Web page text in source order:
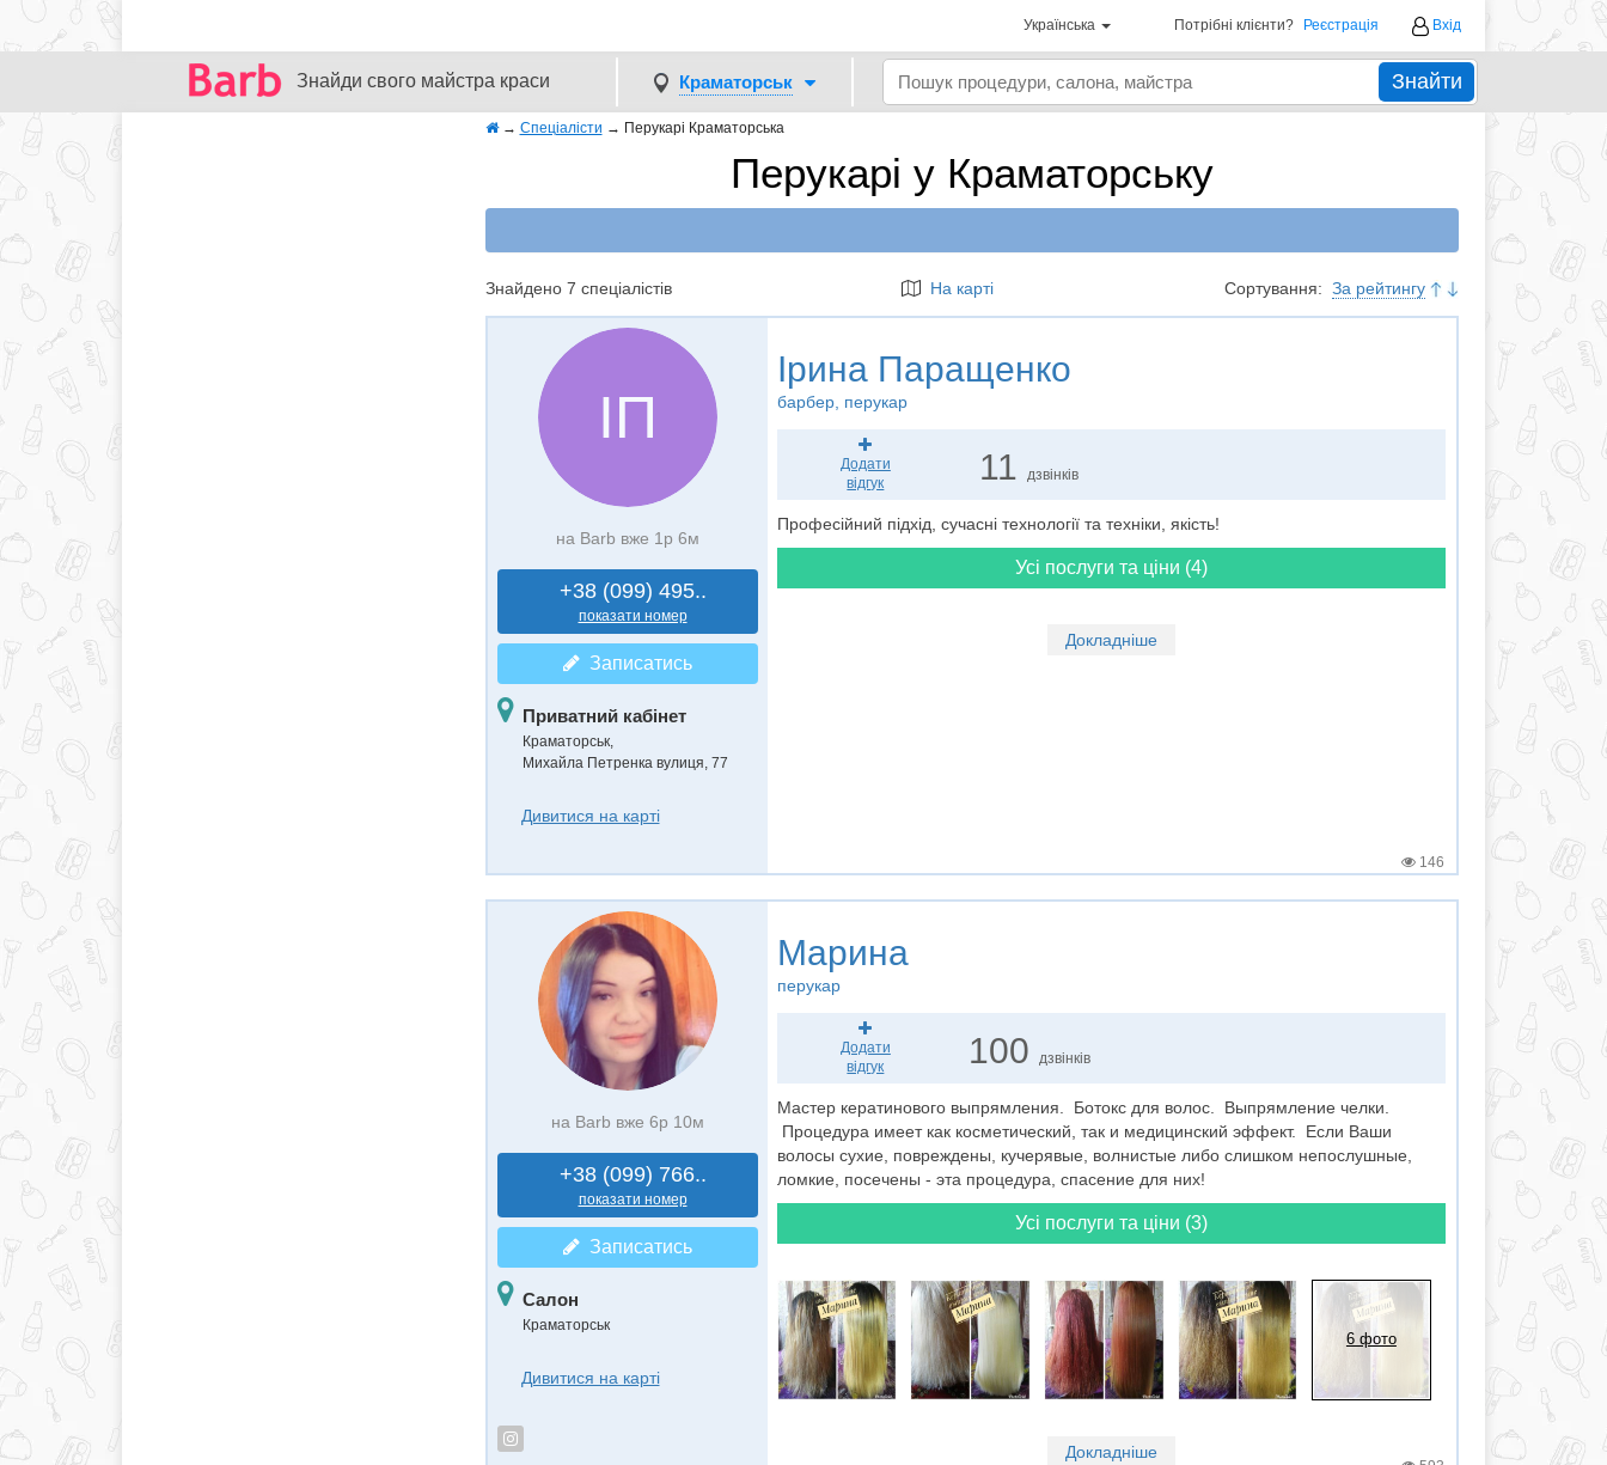
Українська Потрібні клієнти? Реєстрація Вхід
Знайди свого майстра краси Краматорськ Знайти
→ Спеціалісти → Перукарі Краматорська
Перукарі у Краматорську
Знайдено 7 спеціалістів На карті Сортування: За рейтингу
ІП
на Barb вже 1р 6м
+38 (099) 495..
показати номер
Записатись
Приватний кабінет
Краматорськ,
Михайла Петренка вулиця, 77
Дивитися на карті
Ірина Паращенко
барбер, перукар
Додати
відгук
11 дзвінків
Професійний підхід, сучасні технології та техніки, якість!
Усі послуги та ціни (4)
Докладніше
146
на Barb вже 6р 10м
+38 (099) 766..
показати номер
Записатись
Салон
Краматорськ
Дивитися на карті
Марина
перукар
Додати
відгук
100 дзвінків
Мастер кератинового выпрямления. Ботокс для волос. Выпрямление челки.
Процедура имеет как косметический, так и медицинский эффект. Если Ваши
волосы сухие, повреждены, кучерявые, волнистые либо слишком непослушные,
ломкие, посечены - эта процедура, спасение для них!
Усі послуги та ціни (3)
6 фото
Докладніше